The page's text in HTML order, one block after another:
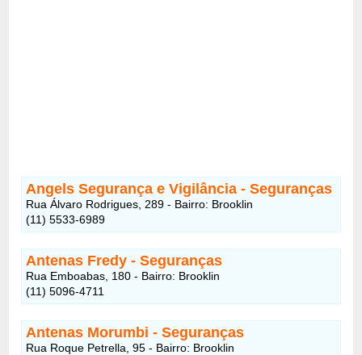
Angels Segurança e Vigilância - Seguranças
Rua Álvaro Rodrigues, 289 - Bairro: Brooklin
(11) 5533-6989
Antenas Fredy - Seguranças
Rua Emboabas, 180 - Bairro: Brooklin
(11) 5096-4711
Antenas Morumbi - Seguranças
Rua Roque Petrella, 95 - Bairro: Brooklin